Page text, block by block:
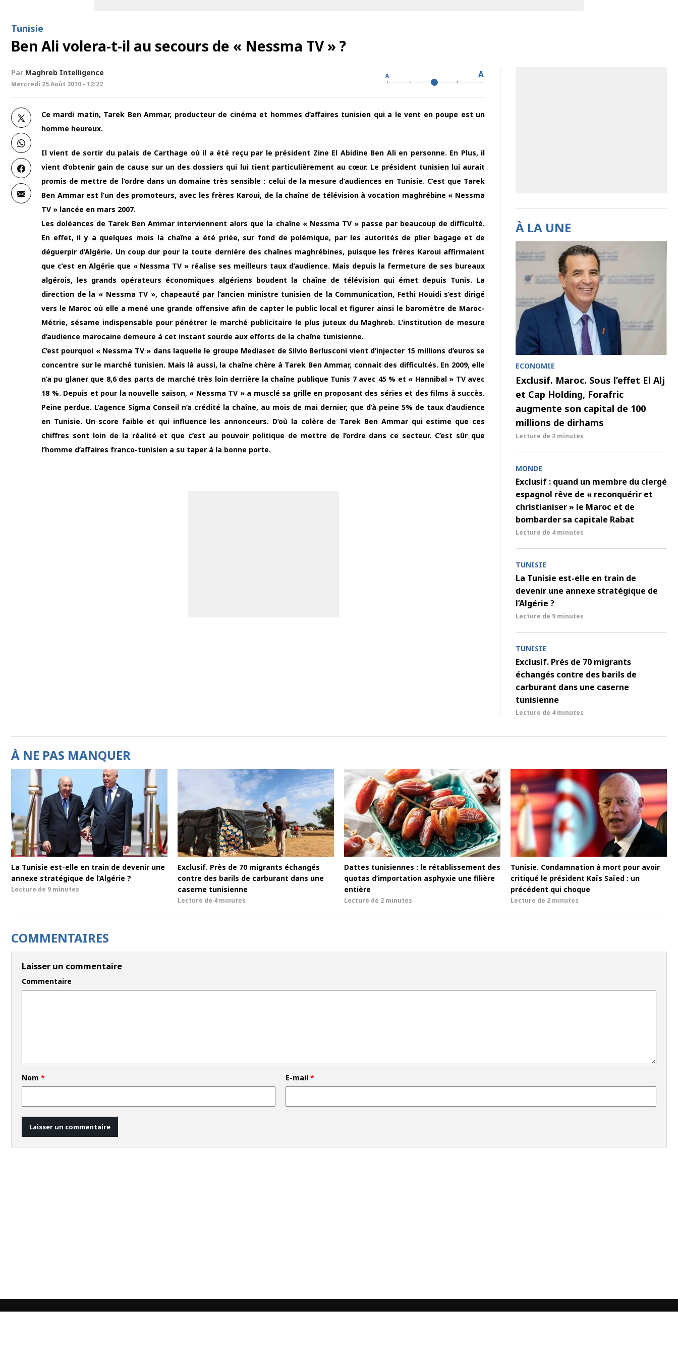
Tunisie
Ben Ali volera-t-il au secours de « Nessma TV » ?
Par Maghreb Intelligence
Mercredi 25 Août 2010 - 12:22
A A
Ce mardi matin, Tarek Ben Ammar, producteur de cinéma et hommes d’affaires tunisien qui a le vent en poupe est un
homme heureux.
Il vient de sortir du palais de Carthage où il a été reçu par le président Zine El Abidine Ben Ali en personne. En Plus, il
vient d’obtenir gain de cause sur un des dossiers qui lui tient particulièrement au cœur. Le président tunisien lui aurait
promis de mettre de l’ordre dans un domaine très sensible : celui de la mesure d’audiences en Tunisie. C’est que Tarek
Ben Ammar est l’un des promoteurs, avec les frères Karoui, de la chaîne de télévision à vocation maghrébine « Nessma
TV » lancée en mars 2007.
Les doléances de Tarek Ben Ammar interviennent alors que la chaîne « Nessma TV » passe par beaucoup de difficulté.
En effet, il y a quelques mois la chaîne a été priée, sur fond de polémique, par les autorités de plier bagage et de
déguerpir d’Algérie. Un coup dur pour la toute dernière des chaînes maghrébines, puisque les frères Karoui affirmaient
que c’est en Algérie que « Nessma TV » réalise ses meilleurs taux d’audience. Mais depuis la fermeture de ses bureaux
algérois, les grands opérateurs économiques algériens boudent la chaîne de télévision qui émet depuis Tunis. La
direction de la « Nessma TV », chapeauté par l’ancien ministre tunisien de la Communication, Fethi Houidi s’est dirigé
vers le Maroc où elle a mené une grande offensive afin de capter le public local et figurer ainsi le baromètre de Maroc-
Métrie, sésame indispensable pour pénétrer le marché publicitaire le plus juteux du Maghreb. L’institution de mesure
d’audience marocaine demeure à cet instant sourde aux efforts de la chaîne tunisienne.
C’est pourquoi « Nessma TV » dans laquelle le groupe Mediaset de Silvio Berlusconi vient d’injecter 15 millions d’euros se
concentre sur le marché tunisien. Mais là aussi, la chaîne chère à Tarek Ben Ammar, connait des difficultés. En 2009, elle
n’a pu glaner que 8,6 des parts de marché très loin derrière la chaîne publique Tunis 7 avec 45 % et « Hannibal » TV avec
18 %. Depuis et pour la nouvelle saison, « Nessma TV » a musclé sa grille en proposant des séries et des films à succès.
Peine perdue. L’agence Sigma Conseil n’a crédité la chaîne, au mois de mai dernier, que d’à peine 5% de taux d’audience
en Tunisie. Un score faible et qui influence les annonceurs. D’où la colère de Tarek Ben Ammar qui estime que ces
chiffres sont loin de la réalité et que c’est au pouvoir politique de mettre de l’ordre dans ce secteur. C’est sûr que
l’homme d’affaires franco-tunisien a su taper à la bonne porte.
À LA UNE
ECONOMIE
Exclusif. Maroc. Sous l’effet El Alj
et Cap Holding, Forafric
augmente son capital de 100
millions de dirhams
Lecture de 2 minutes
MONDE
Exclusif : quand un membre du clergé
espagnol rêve de « reconquérir et
christianiser » le Maroc et de
bombarder sa capitale Rabat
Lecture de 4 minutes
TUNISIE
La Tunisie est-elle en train de
devenir une annexe stratégique de
l’Algérie ?
Lecture de 9 minutes
TUNISIE
Exclusif. Près de 70 migrants
échangés contre des barils de
carburant dans une caserne
tunisienne
Lecture de 4 minutes
À NE PAS MANQUER
La Tunisie est-elle en train de devenir une
annexe stratégique de l’Algérie ?
Lecture de 9 minutes
Exclusif. Près de 70 migrants échangés
contre des barils de carburant dans une
caserne tunisienne
Lecture de 4 minutes
Dattes tunisiennes : le rétablissement des
quotas d’importation asphyxie une filière
entière
Lecture de 2 minutes
Tunisie. Condamnation à mort pour avoir
critiqué le président Kaïs Saïed : un
précédent qui choque
Lecture de 2 minutes
COMMENTAIRES
Laisser un commentaire
Commentaire
Nom * E-mail*